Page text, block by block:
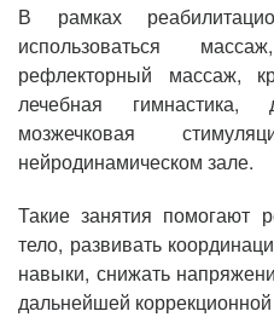
В рамках
использоваться
рефлекторный массаж,
лечебная гимнастика,
мозжечковая
нейродинамическом зале.
Такие занятия помогают
тело, развивать
навыки, снижать
дальнейшей